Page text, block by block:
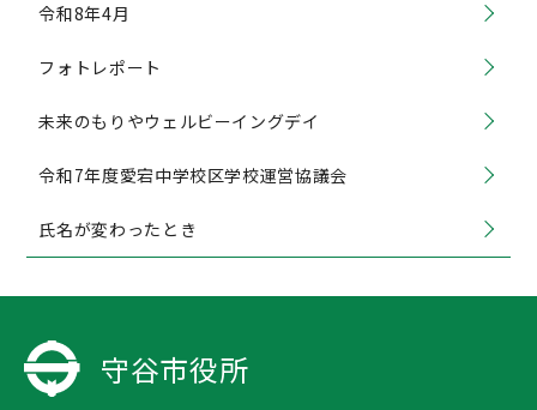
令和8年4月
フォトレポート
未来のもりやウェルビーイングデイ
令和7年度愛宕中学校区学校運営協議会
氏名が変わったとき
守谷市役所